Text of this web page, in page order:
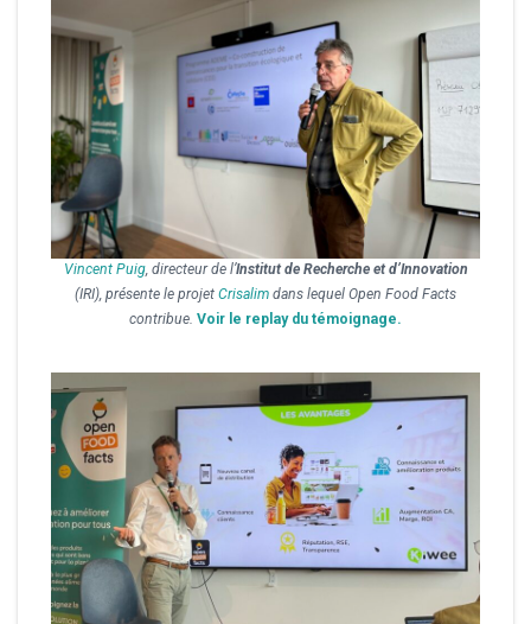
Vincent Puig, directeur de l’Institut de Recherche et d’Innovation
(IRI), présente le projet Crisalim dans lequel Open Food Facts
contribue. Voir le replay du témoignage.